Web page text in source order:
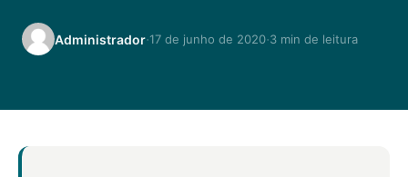
Administrador·17 de junho de 2020·3 min de leitura